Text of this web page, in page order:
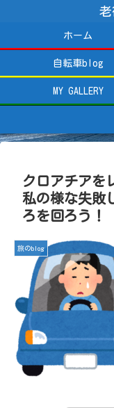
老
ホーム
自転車blog
MY GALLERY
クロアチアを
私の様な失敗
ろを回ろう！
旅のblog